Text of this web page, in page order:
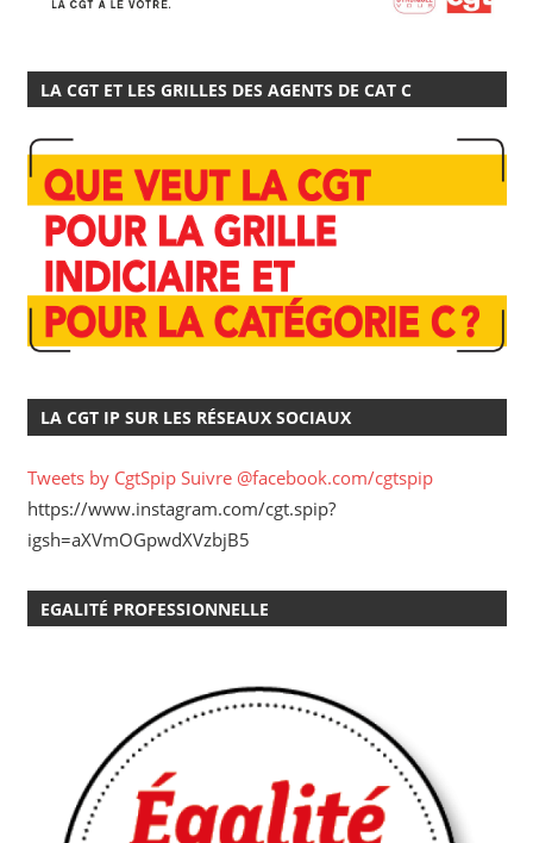
LA CGT ET LES GRILLES DES AGENTS DE CAT C
LA CGT IP SUR LES RÉSEAUX SOCIAUX
Tweets by CgtSpip Suivre @facebook.com/cgtspip
https://www.instagram.com/cgt.spip?
igsh=aXVmOGpwdXVzbjB5
EGALITÉ PROFESSIONNELLE